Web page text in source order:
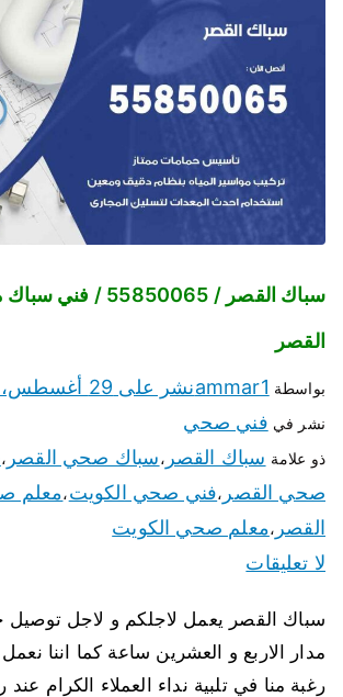
سباك القصر /
القصر
بواسطة ammar1نشر على 29 أغسطس، 2020
نشر في فني صحي
ذو علامة سباك القصر ،سباك صحي القصر ،
صحي القصر ،فني صحي الكويت،معلم
القصر ،معلم صحي الكويت
لا تعليقات
سباك القصر يعمل لاجلكم و لاجل
مدار الاربع و العشرين ساعة كما اننا
رغبة منا في تلبية نداء العملاء الكرام